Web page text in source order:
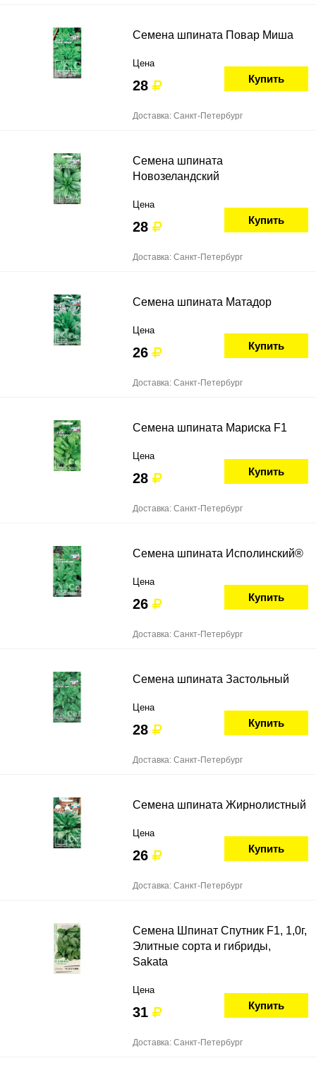
Семена шпината Повар Миша
Цена
28 Купить
Доставка: Санкт-Петербург
Семена шпината
Новозеландский
Цена
28 Купить
Доставка: Санкт-Петербург
Семена шпината Матадор
Цена
26 Купить
Доставка: Санкт-Петербург
Семена шпината Мариска F1
Цена
28 Купить
Доставка: Санкт-Петербург
Семена шпината Исполинский®
Цена
26 Купить
Доставка: Санкт-Петербург
Семена шпината Застольный
Цена
28 Купить
Доставка: Санкт-Петербург
Семена шпината Жирнолистный
Цена
26 Купить
Доставка: Санкт-Петербург
Семена Шпинат Спутник F1, 1,0г,
Элитные сорта и гибриды,
Sakata
Цена
31 Купить
Доставка: Санкт-Петербург